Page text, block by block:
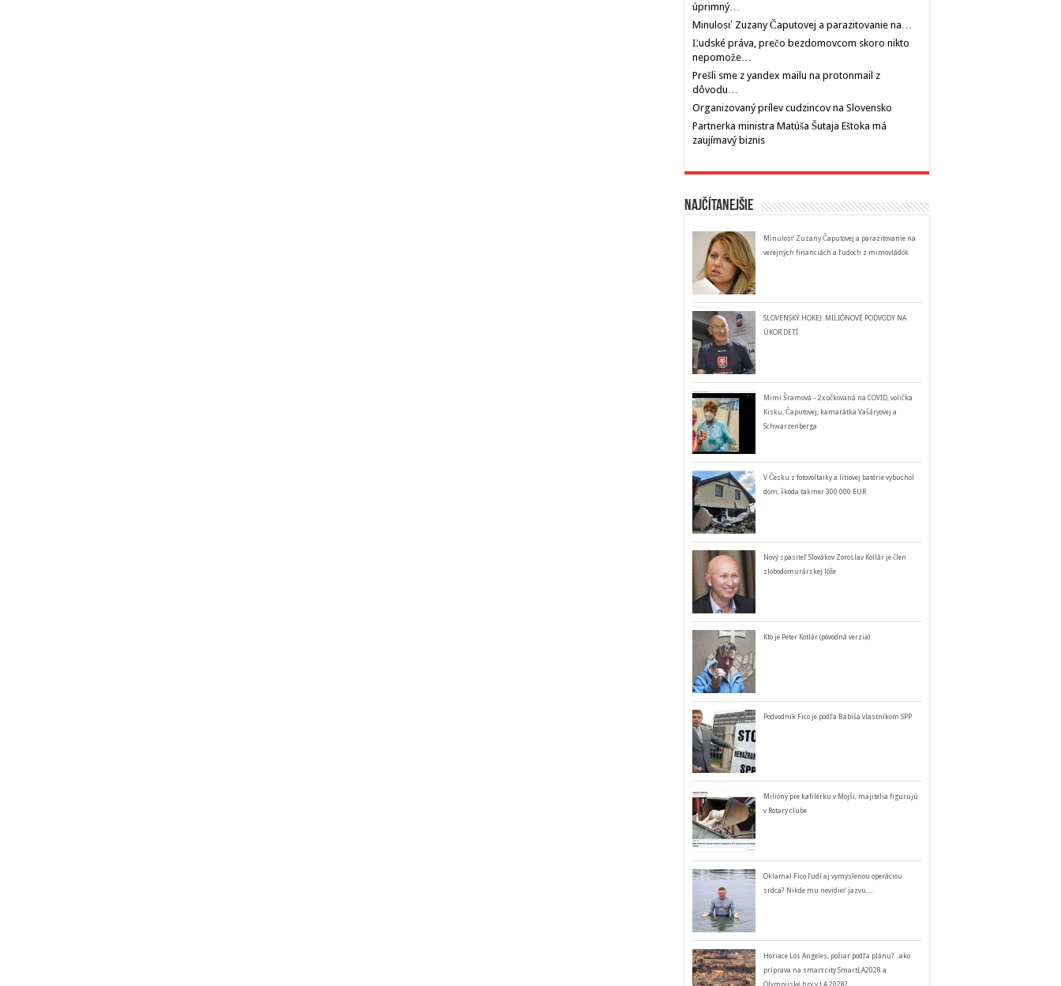
úprimný…
Minulosť Zuzany Čaputovej a parazitovanie na…
Ľudské práva, prečo bezdomovcom skoro nikto
nepomože…
Prešli sme z yandex mailu na protonmail z
dôvodu…
Organizovaný prílev cudzincov na Slovensko
Partnerka ministra Matúša Šutaja Eštoka má
zaujímavý biznis
Najčítanejšie
Minulosť Zuzany Čaputovej a parazitovanie na
verejných financiách a ľudoch z mimovládok
SLOVENSKÝ HOKEJ: MILIÓNOVÉ PODVODY NA
ÚKOR DETÍ
Mimi Šramová – 2x očkovaná na COVID, volička
Kisku, Čaputovej, kamarátka Vašáryovej a
Schwarzenberga
V Česku z fotovoltaiky a lítiovej batérie vybuchol
dom, škoda takmer 300 000 EUR
Nový spasiteľ Slovákov Zoroslav Kollár je člen
slobodomurárskej lóže
Kto je Peter Kotlár (pôvodná verzia)
Podvodník Fico je podľa Babiša vlastníkom SPP
Milióny pre kafilérku v Mojši, majitelia figurujú
v Rotary clube
Oklamal Fico ľudí aj vymyslenou operáciou
srdca? Nikde mu nevidieť jazvu…
Horiace Los Angeles, požiar podľa plánu? ..ako
príprava na smart city SmartLA2028 a